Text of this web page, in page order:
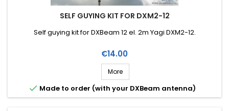
SELF GUYING KIT FOR DXM2-12
Self guying kit for DXBeam 12 el. 2m Yagi DXM2-12.
Price
€14.00
More
 Made to order (with your DXBeam antenna)